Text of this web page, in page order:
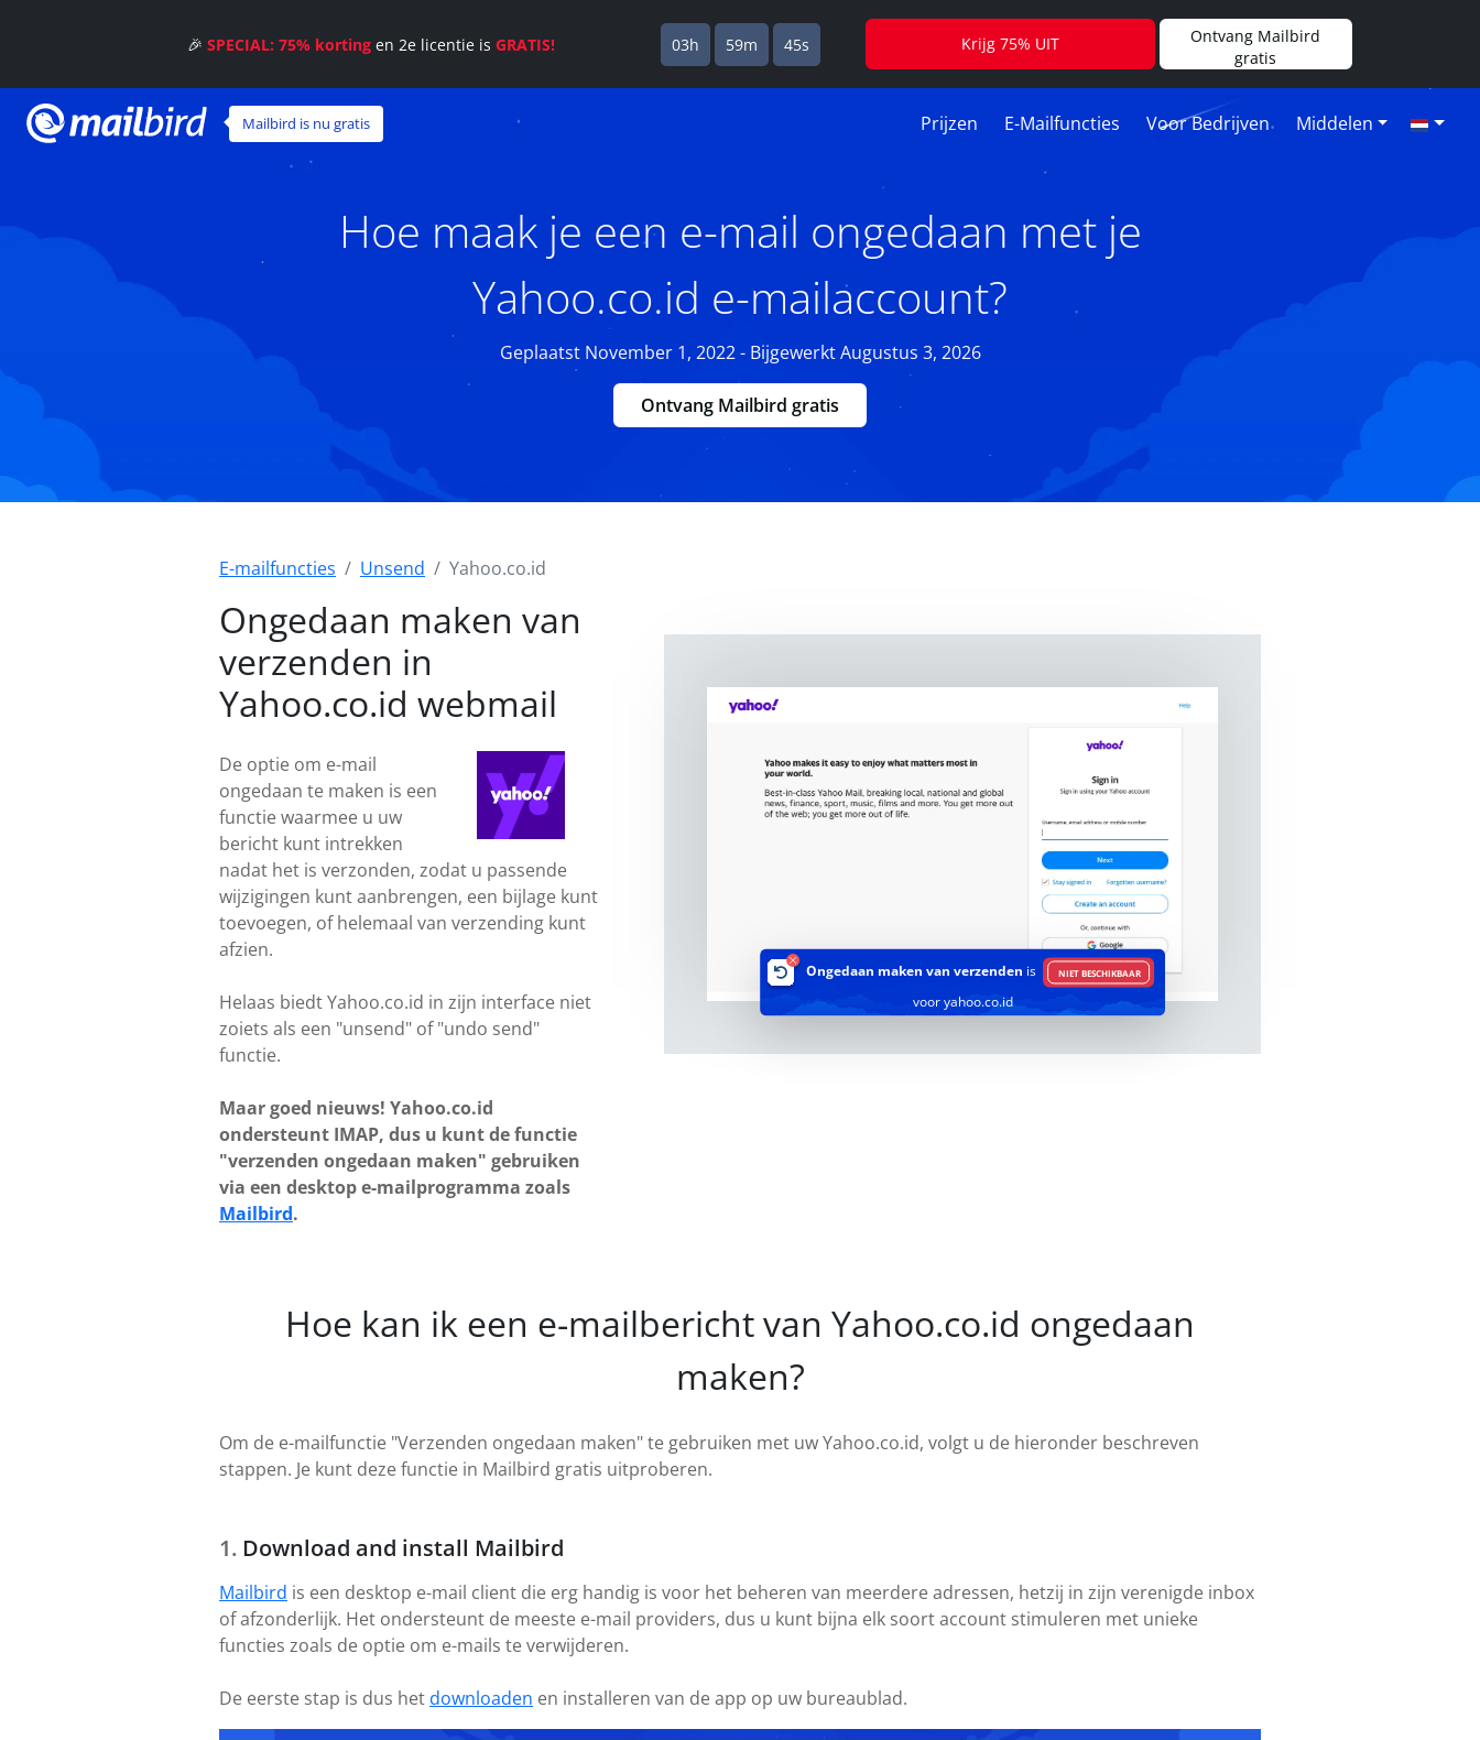
Mailbird is nu gratis Prijzen E-Mailfuncties Voor Bedrijven Middelen
Hoe maak je een e-mail ongedaan met je
Yahoo.co.id e-mailaccount?
Geplaatst November 1, 2022 - Bijgewerkt Augustus 3, 2026
Ontvang Mailbird gratis
E-mailfuncties Unsend Yahoo.co.id
Ongedaan maken van
verzenden in
Yahoo.co.id webmail
De optie om e-mail
ongedaan te maken is een
functie waarmee u uw
bericht kunt intrekken
nadat het is verzonden, zodat u passende
wijzigingen kunt aanbrengen, een bijlage kunt
toevoegen, of helemaal van verzending kunt
afzien.
Helaas biedt Yahoo.co.id in zijn interface niet
zoiets als een "unsend" of "undo send"
functie.
Maar goed nieuws! Yahoo.co.id
ondersteunt IMAP, dus u kunt de functie
"verzenden ongedaan maken" gebruiken
via een desktop e-mailprogramma zoals
Mailbird.
Ongedaan maken van verzenden is NIET BESCHIKBAAR
voor yahoo.co.id
Hoe kan ik een e-mailbericht van Yahoo.co.id ongedaan
maken?
Om de e-mailfunctie "Verzenden ongedaan maken" te gebruiken met uw Yahoo.co.id, volgt u de hieronder beschreven
stappen. Je kunt deze functie in Mailbird gratis uitproberen.
Download and install Mailbird
Mailbird is een desktop e-mail client die erg handig is voor het beheren van meerdere adressen, hetzij in zijn verenigde inbox
of afzonderlijk. Het ondersteunt de meeste e-mail providers, dus u kunt bijna elk soort account stimuleren met unieke
functies zoals de optie om e-mails te verwijderen.
De eerste stap is dus het downloaden en installeren van de app op uw bureaublad.
🎉SPECIAL: 75% korting en 2e licentie isGRATIS! 03h 59m 44s Krijg 75% UIT
Ontvang Mailbird
gratis